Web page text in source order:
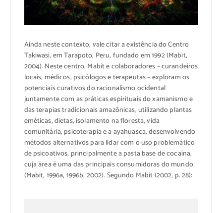
Ainda neste contexto, vale citar a existência do Centro
Takiwasi, em Tarapoto, Peru, fundado em 1992 (Mabit,
2004). Neste centro, Mabit e colaboradores – curandeiros
locais, médicos, psicólogos e terapeutas – exploram os
potenciais curativos do racionalismo ocidental
juntamente com as práticas espirituais do xamanismo e
das terapias tradicionais amazônicas, utilizando plantas
eméticas, dietas, isolamento na floresta, vida
comunitária, psicoterapia e a ayahuasca, desenvolvendo
métodos alternativos para lidar com o uso problemático
de psicoativos, principalmente a pasta base de cocaína,
cuja área é uma das principais consumidoras do mundo
(Mabit, 1996a, 1996b, 2002). Segundo Mabit (2002, p. 28):